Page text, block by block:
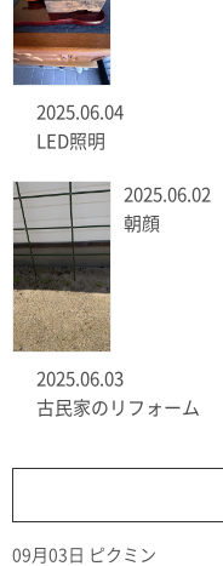
2025.06.04
LED照明
2025.06.02
朝顔
2025.06.03
古民家のリフォーム
09月03日
ピクミン